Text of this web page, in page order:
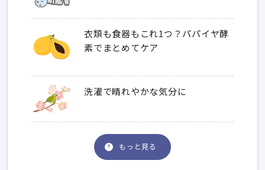
衣類も食器もこれ1つ？パパイヤ酵
素でまとめてケア
洗濯で晴れやかな気分に
もっと見る